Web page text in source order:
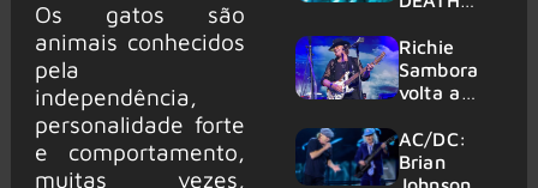
Os gatos são
animais conhecidos
pela
independência,
personalidade forte
e comportamento,
muitas vezes,
HELLOWE
EN:
Gigantes
anunciados
no Wacken
2027
Richie
Sambora
volta a
clássicos
do Bon
Jovi com o
AC/DC:
Brian